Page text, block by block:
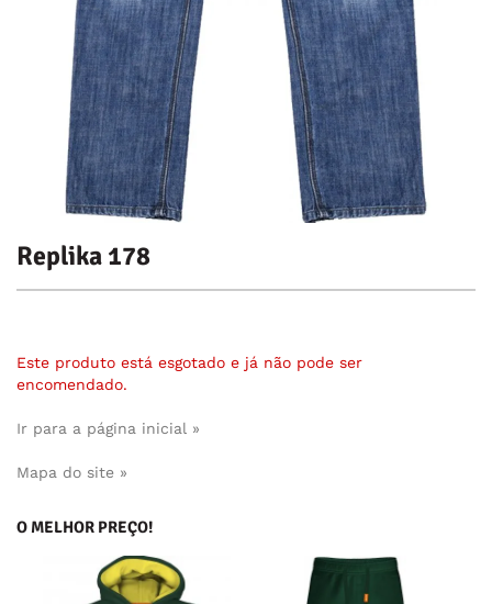
Replika 178
Este produto está esgotado e já não pode ser
encomendado.
Ir para a página inicial »
Mapa do site »
O MELHOR PREÇO!